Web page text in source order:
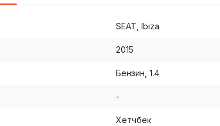
SEAT, Ibiza
2015
Бензин, 1.4
-
Хетчбек